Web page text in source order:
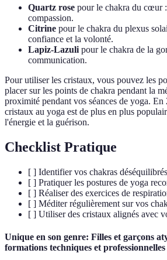
Quartz rose pour le chakra du cœur
compassion.
Citrine pour le chakra du plexus
confiance et la volonté.
Lapiz-Lazuli pour le chakra de la
communication.
Pour utiliser les cristaux, vous pouvez les
placer sur les points de chakra pendant la
proximité pendant vos séances de yoga. En
cristaux au yoga est de plus en plus
l'énergie et la guérison.
Checklist Pratique
[ ] Identifier vos chakras déséquilibrés
[ ] Pratiquer les postures de yoga
[ ] Réaliser des exercices de
[ ] Méditer régulièrement sur vos
[ ] Utiliser des cristaux alignés avec
Unique en son genre: Filles et garçons
formations techniques et professionnelles